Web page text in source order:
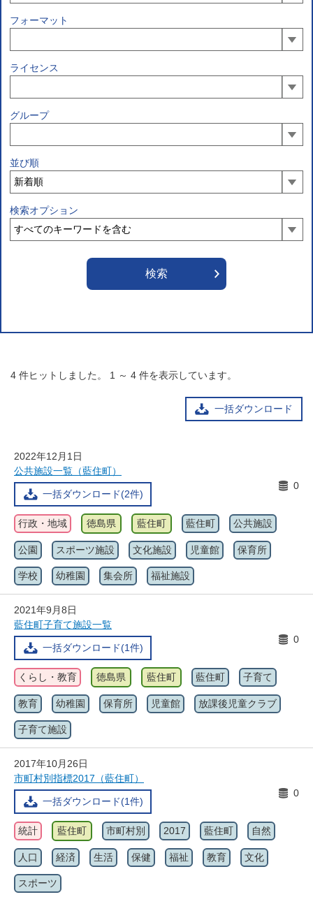
フォーマット
ライセンス
グループ
並び順
検索オプション
4 件ヒットしました。 1 ～ 4 件を表示しています。
一括ダウンロード
2022年12月1日
公共施設一覧（藍住町）
一括ダウンロード(2件)
0
行政・地域 徳島県 藍住町 藍住町 公共施設
公園 スポーツ施設 文化施設 児童館 保育所
学校 幼稚園 集会所 福祉施設
2021年9月8日
藍住町子育て施設一覧
一括ダウンロード(1件)
0
くらし・教育 徳島県 藍住町 藍住町 子育て
教育 幼稚園 保育所 児童館 放課後児童クラブ
子育て施設
2017年10月26日
市町村別指標2017（藍住町）
一括ダウンロード(1件)
0
統計 藍住町 市町村別 2017 藍住町 自然
人口 経済 生活 保健 福祉 教育 文化
スポーツ